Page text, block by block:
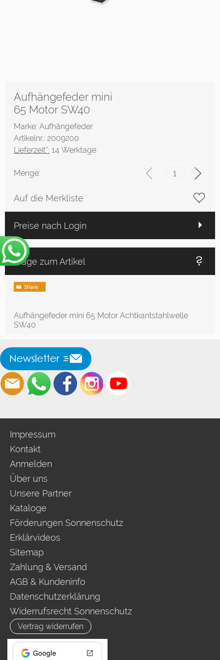
Aufhängefeder mini
65 Motor SW40
Marke: Aufhängefeder
Artikelnr.: 2009200
Lieferzeit*: 14 Werktage
Menge:
Auf die Merkliste
Preise nach Login
Frage zum Artikel
Aufhängefeder mini 65 Motor Achtkantstahlwelle
SW40
Impressum
Kontakt
Anmelden
Über uns
Unsere Partner
Kataloge
Förderungen Sonnenschutz
Erklärvideos
Sitemap
Zahlung & Versand
AGB & Kundeninfo
Datenschutzerklärung
Widerrufsrecht Sonnenschutz
Vertrag widerrufen